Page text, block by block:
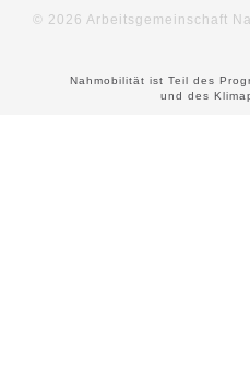
© 2026 Arbeitsgemeinschaft
Nahmobilität ist Teil des
und des